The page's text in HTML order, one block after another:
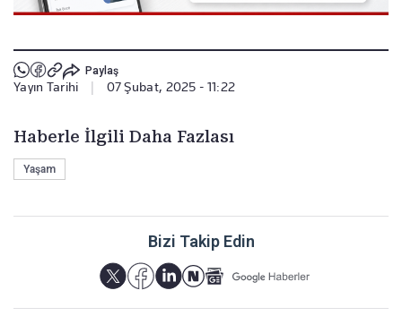
Paylaş
Yayın Tarihi 07 Şubat, 2025 - 11:22
Haberle İlgili Daha Fazlası
Yaşam
Bizi Takip Edin